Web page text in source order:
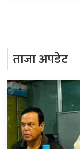
ताजा अपडेट